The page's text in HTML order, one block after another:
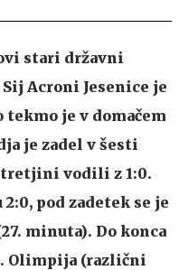
stari državni
Sij Acroni Jesenice je
tekmo je v domačem
je zadel v šesti
vodili z 1:0.
pod zadetek se je
minuta). Do konca
Olimpija (različni